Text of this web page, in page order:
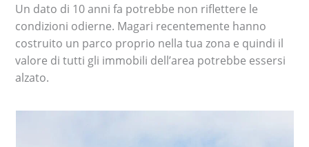
Un dato di 10 anni fa potrebbe non riflettere le
condizioni odierne. Magari recentemente hanno
costruito un parco proprio nella tua zona e quindi il
valore di tutti gli immobili dell’area potrebbe essersi
alzato.